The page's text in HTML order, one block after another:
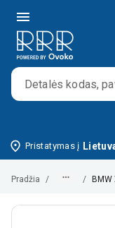
Pristatymas į
Pradžia / /